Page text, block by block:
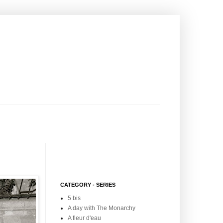
CATEGORY - SERIES
5 bis
A day with The Monarchy
A fleur d'eau